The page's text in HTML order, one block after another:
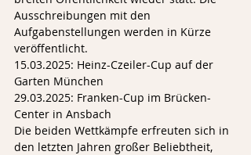
Ausschreibungen mit den
Aufgabenstellungen werden in Kürze
veröffentlicht.
15.03.2025: Heinz-Czeiler-Cup auf der
Garten München
29.03.2025: Franken-Cup im Brücken-
Center in Ansbach
Die beiden Wettkämpfe erfreuten sich in
den letzten Jahren großer Beliebtheit,